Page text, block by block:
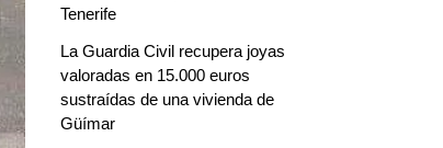
Tenerife
La Guardia Civil recupera joyas
valoradas en 15.000 euros
sustraídas de una vivienda de
Güímar